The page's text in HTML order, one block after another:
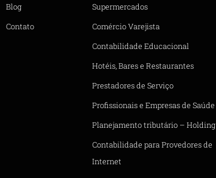
Blog
Contato
Supermercados
Comércio Varejista
Contabilidade Educacional
Hotéis, Bares e Restaurantes
Prestadores de Serviço
Profissionais e Empresas de Saúde
Planejamento tributário – Holding
Contabilidade para Provedores de
Internet